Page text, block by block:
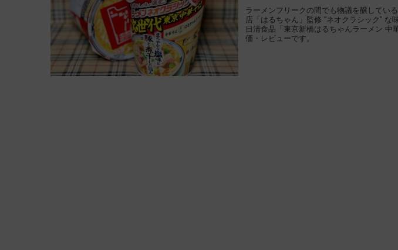
ラーメンフリークの間でも物議を醸してい
店「はるちゃん」監修 “ネオクラシック” な
日清食品「東京新橋はるちゃんラーメン 中
価・レビューです。